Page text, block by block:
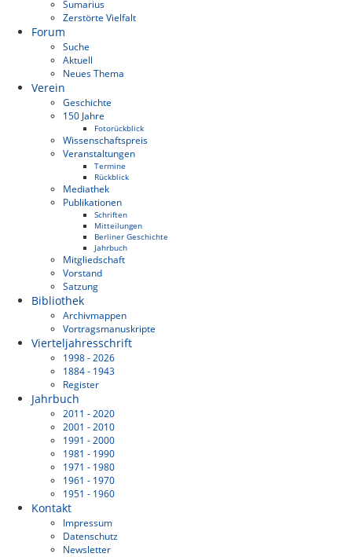
Sumarius
Zerstörte Vielfalt
Forum
Suche
Aktuell
Neues Thema
Verein
Geschichte
150 Jahre
Fotorückblick
Wissenschaftspreis
Veranstaltungen
Termine
Rückblick
Mediathek
Publikationen
Schriften
Mitteilungen
Berliner Geschichte
Jahrbuch
Mitgliedschaft
Vorstand
Satzung
Bibliothek
Archivmappen
Vortragsmanuskripte
Vierteljahresschrift
1998 - 2026
1884 - 1943
Register
Jahrbuch
2011 - 2020
2001 - 2010
1991 - 2000
1981 - 1990
1971 - 1980
1961 - 1970
1951 - 1960
Kontakt
Impressum
Datenschutz
Newsletter